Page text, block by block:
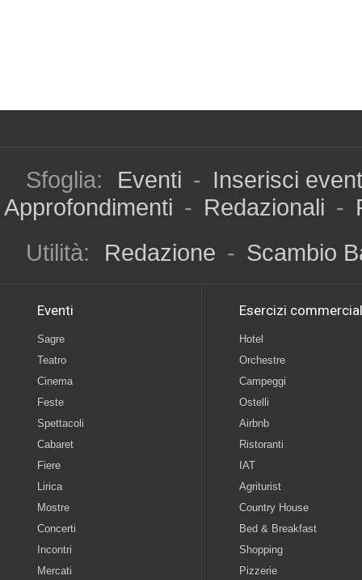
Sfoglia: Eventi - Inserisci
Approfondimenti - Redazionali -
Utilità:
Redazione - Scambio
Eventi
Sagre
Teatro
Cinema
Feste
Spettacoli
Cabaret
Fiere
Lirica
Mostre
Concerti
Incontri
Mercati
Esercizi
Hotel
Orchestre
Campeggi
Ostelli
Airbnb
Ristoranti
IAT
Agriturist
Country House
Bed & Breakfast
Shopping
Pizzerie